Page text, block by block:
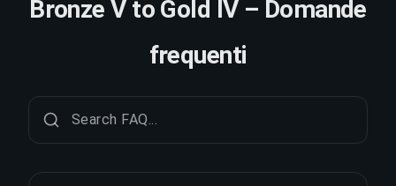
Bronze V to Gold IV – Domande
frequenti